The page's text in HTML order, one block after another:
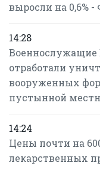
выросли на 0,6%
14:28
Военнослужащие
отработали
вооруженных
пустынной
14:24
Цены почти на
лекарственных